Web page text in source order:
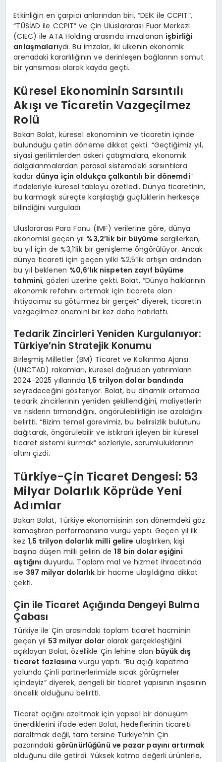
Etkinliğin en çarpıcı anlarından biri, “DEİK ile CCPIT”,
“TÜSİAD ile CCPIT” ve Çin Uluslararası Fuar Merkezi
(CIEC) ile ATA Holding arasında imzalanan işbirliği
anlaşmalarıydı. Bu imzalar, iki ülkenin ekonomik
arenadaki kararlılığının ve derinleşen bağlarının somut
bir yansıması olarak kayda geçti.
Küresel Ekonominin Sarsıntılı
Akışı ve Ticaretin Vazgeçilmez
Rolü
Bakan Bolat, küresel ekonominin ve ticaretin içinde
bulunduğu çetin döneme dikkat çekti. “Geçtiğimiz yıl,
siyasi gerilimlerden askeri çatışmalara, ekonomik
dalgalanmalardan parasal sistemdeki sarsıntılara
kadar dünya için oldukça çalkantılı bir dönemdi”
ifadeleriyle küresel tabloyu özetledi. Dünya ticaretinin,
bu karmaşık süreçte karşılaştığı güçlüklerin herkesçe
bilindiğini vurguladı.
Uluslararası Para Fonu (IMF) verilerine göre, dünya
ekonomisi geçen yıl %3,2’lik bir büyüme sergilerken,
bu yıl için de %3,1’lik bir genişleme öngörülüyor. Ancak
dünya ticareti için geçen yılki %2,5’lik artışın ardından
bu yıl beklenen %0,6’lık nispeten zayıf büyüme
tahmini, gözleri üzerine çekti. Bolat, “Dünya halklarının
ekonomik refahını artırmak için ticarete olan
ihtiyacımız su götürmez bir gerçek” diyerek, ticaretin
vazgeçilmez önemini bir kez daha hatırlattı.
Tedarik Zincirleri Yeniden Kurgulanıyor:
Türkiye’nin Stratejik Konumu
Birleşmiş Milletler (BM) Ticaret ve Kalkınma Ajansı
(UNCTAD) rakamları, küresel doğrudan yatırımların
2024-2025 yıllarında 1,5 trilyon dolar bandında
seyredeceğini gösteriyor. Bolat, bu dinamik ortamda
tedarik zincirlerinin yeniden şekillendiğini, maliyetlerin
ve risklerin tırmandığını, öngörülebilirliğin ise azaldığını
belirtti. “Bizim temel görevimiz, bu belirsizlik bulutunu
dağıtarak, öngörülebilir ve istikrarlı işleyen bir küresel
ticaret sistemi kurmak” sözleriyle, sorumluluklarının
altını çizdi.
Türkiye-Çin Ticaret Dengesi: 53
Milyar Dolarlık Köprüde Yeni
Adımlar
Bakan Bolat, Türkiye ekonomisinin son dönemdeki göz
kamaştıran performansına vurgu yaptı. Geçen yıl ilk
kez 1,5 trilyon dolarlık milli gelire ulaşılırken, kişi
başına düşen milli gelirin de18 bin dolar eşiğini
aştığını duyurdu. Toplam mal ve hizmet ihracatında
ise 397 milyar dolarlıkbir hacme ulaşıldığına dikkat
çekti.
Çin ile Ticaret Açığında Dengeyi Bulma
Çabası
Türkiye ile Çin arasındaki toplam ticaret hacminin
geçen yıl 53 milyar dolarolarak gerçekleştiğini
açıklayan Bolat, özellikle Çin lehine olan büyük dış
ticaret fazlasına vurgu yaptı. “Bu açığı kapatma
yolunda Çinli partnerlerimizle sıcak görüşmeler
içindeyiz” diyerek, dengeli bir ticaret yapısının inşasının
öncelik olduğunu belirtti.
Ticaret açığını azaltmak için yapısal bir dönüşüm
önerdiklerini ifade eden Bolat, hedeflerinin ticareti
daraltmak değil, tam tersine Türkiye’nin Çin
pazarındaki görünürlüğünü ve pazar payını artırmak
olduğunu dile getirdi. Yüksek katma değerli ürünlerle,